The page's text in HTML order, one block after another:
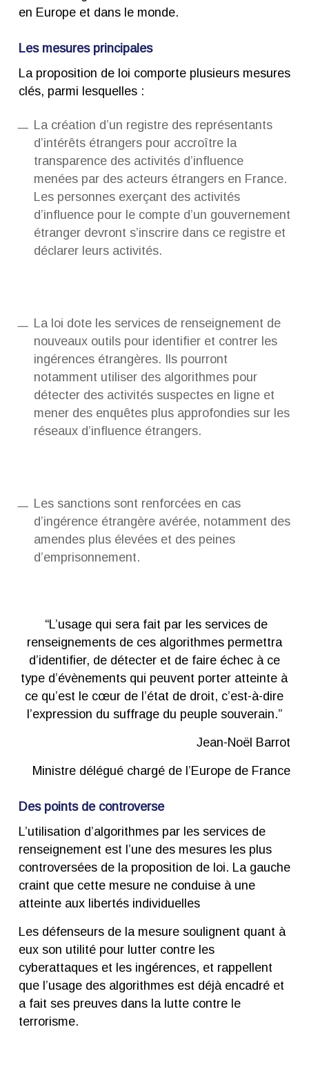
en Europe et dans le monde.
Les mesures principales
La proposition de loi comporte plusieurs mesures
clés, parmi lesquelles :
La création d’un registre des représentants
d’intérêts étrangers pour accroître la
transparence des activités d’influence
menées par des acteurs étrangers en France.
Les personnes exerçant des activités
d’influence pour le compte d’un gouvernement
étranger devront s’inscrire dans ce registre et
déclarer leurs activités.
La loi dote les services de renseignement de
nouveaux outils pour identifier et contrer les
ingérences étrangères. Ils pourront
notamment utiliser des algorithmes pour
détecter des activités suspectes en ligne et
mener des enquêtes plus approfondies sur les
réseaux d’influence étrangers.
Les sanctions sont renforcées en cas
d’ingérence étrangère avérée, notamment des
amendes plus élevées et des peines
d’emprisonnement.
“L’usage qui sera fait par les services de
renseignements de ces algorithmes permettra
d’identifier, de détecter et de faire échec à ce
type d’évènements qui peuvent porter atteinte à
ce qu’est le cœur de l’état de droit, c’est-à-dire
l’expression du suffrage du peuple souverain.”
Jean-Noël Barrot
Ministre délégué chargé de l’Europe de France
Des points de controverse
L’utilisation d’algorithmes par les services de
renseignement est l’une des mesures les plus
controversées de la proposition de loi. La gauche
craint que cette mesure ne conduise à une
atteinte aux libertés individuelles
Les défenseurs de la mesure soulignent quant à
eux son utilité pour lutter contre les
cyberattaques et les ingérences, et rappellent
que l’usage des algorithmes est déjà encadré et
a fait ses preuves dans la lutte contre le
terrorisme.